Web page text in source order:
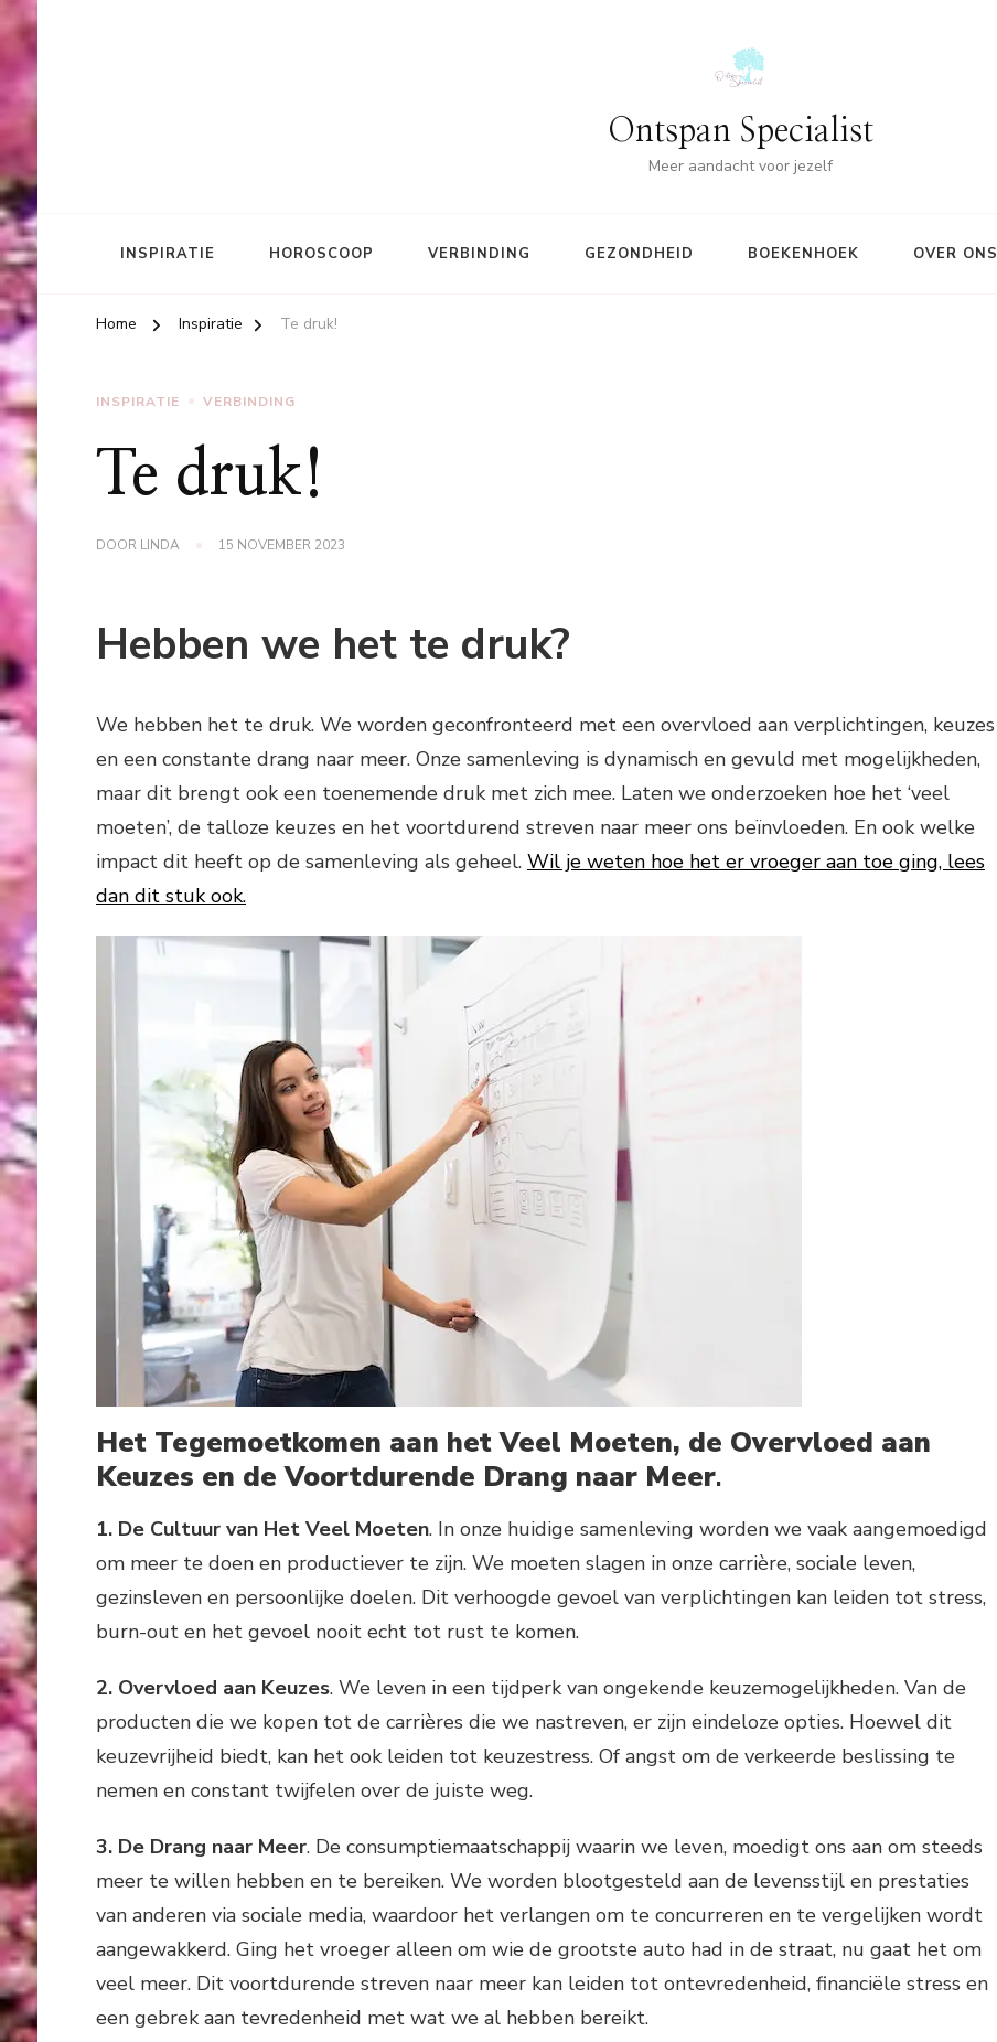
Ontspan Specialist
Meer aandacht voor jezelf
INSPIRATIE HOROSCOOP VERBINDING GEZONDHEID BOEKENHOEK OVER ONS
Home Inspiratie Te druk!
INSPIRATIE VERBINDING
Te druk!
DOOR LINDA 15 NOVEMBER 2023
Hebben we het te druk?
We hebben het te druk. We worden geconfronteerd met een overvloed aan verplichtingen, keuzes
en een constante drang naar meer. Onze samenleving is dynamisch en gevuld met mogelijkheden,
maar dit brengt ook een toenemende druk met zich mee. Laten we onderzoeken hoe het ‘veel
moeten’, de talloze keuzes en het voortdurend streven naar meer ons beïnvloeden. En ook welke
impact dit heeft op de samenleving als geheel. Wil je weten hoe het er vroeger aan toe ging, lees
dan dit stuk ook.
Het Tegemoetkomen aan het Veel Moeten, de Overvloed aan
Keuzes en de Voortdurende Drang naar Meer.
1. De Cultuur van Het Veel Moeten. In onze huidige samenleving worden we vaak aangemoedigd
om meer te doen en productiever te zijn. We moeten slagen in onze carrière, sociale leven,
gezinsleven en persoonlijke doelen. Dit verhoogde gevoel van verplichtingen kan leiden tot stress,
burn-out en het gevoel nooit echt tot rust te komen.
2. Overvloed aan Keuzes. We leven in een tijdperk van ongekende keuzemogelijkheden. Van de
producten die we kopen tot de carrières die we nastreven, er zijn eindeloze opties. Hoewel dit
keuzevrijheid biedt, kan het ook leiden tot keuzestress. Of angst om de verkeerde beslissing te
nemen en constant twijfelen over de juiste weg.
3. De Drang naar Meer. De consumptiemaatschappij waarin we leven, moedigt ons aan om steeds
meer te willen hebben en te bereiken. We worden blootgesteld aan de levensstijl en prestaties
van anderen via sociale media, waardoor het verlangen om te concurreren en te vergelijken wordt
aangewakkerd. Ging het vroeger alleen om wie de grootste auto had in de straat, nu gaat het om
veel meer. Dit voortdurende streven naar meer kan leiden tot ontevredenheid, financiële stress en
een gebrek aan tevredenheid met wat we al hebben bereikt.